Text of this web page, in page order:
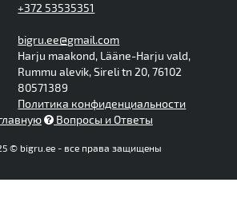
+372 53535351
bigru.ee@gmail.com
Harju maakond, Lääne-Harju vald,
Rummu alevik, Sireli tn 20, 76102
80571389
Политика конфиденциальности
Вопросы и Ответы
© bigru.ee - все права защищены